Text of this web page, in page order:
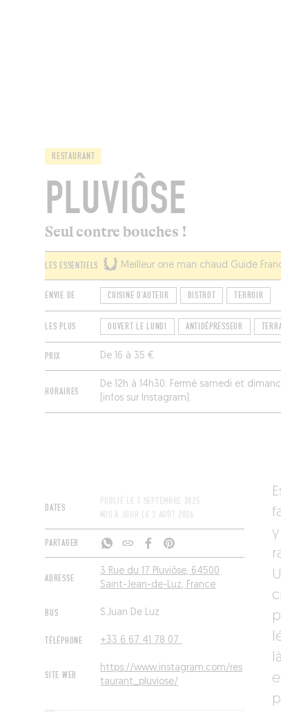
RESTAURANT
PLUVIÔSE
Seul contre bouches !
LES ESSENTIELS Meilleur one man chaud Guide
ENVIE DE CUISINE D'AUTEUR BISTROT TERROIR
LES PLUS OUVERT LE LUNDI ANTIDÉPRESSEUR
PRIX De 16 à 35 €
HORAIRES
De 12h à 14h30. Fermé samedi et
(infos sur Instagram).
DATES
PUBLIÉ LE
1 SEPTEMBRE 2025
MIS À JOUR LE 3 AOÛT 2026
PARTAGER
ADRESSE
3 Rue du 17 Pluviôse, 64500
Saint-Jean-de-Luz, France
BUS S.Juan De Luz
TÉLÉPHONE +33 6 67 41 78 07
SITE WEB
https://www.instagram.com/res
taurant_pluviose/